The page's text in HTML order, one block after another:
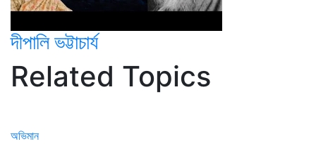
দীপালি ভট্টাচার্য
Related Topics
অভিমান